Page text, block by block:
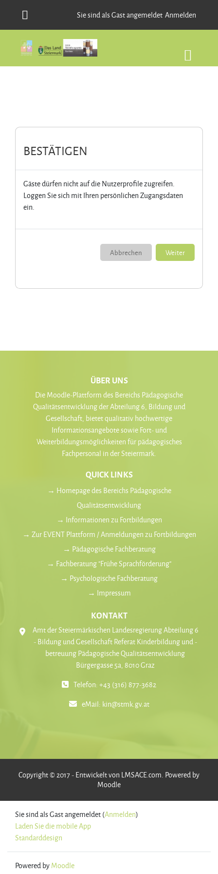
Sie sind als Gast angemeldet Anmelden
BESTÄTIGEN
Gäste dürfen nicht auf die Nutzerprofile zugreifen.
Loggen Sie sich mit Ihren persönlichen Zugangsdaten
ein.
Abbrechen Weiter
ÜBER UNS
Die Moodle-Plattform des Bereichs Pädagogische
Qualitätsentwicklung der Abteilung 6, Bildung und
Gesellschaft, bietet qualitativ hochwertige
Informationsangebote sowie Fort- und
Weiterbildungsmöglichkeiten für pädagogisches
Fachpersonal in der Steiermark.
QUICK LINKS
→ Homepage des Bereichs Pädagogische
Qualitätsentwicklung
→ Informationen zu Fortbildungen
→ Zur EVENT Plattform / Anmeldungen zu Fortbildungen
→ Pädagogische Fachberatung
→ Fachberatung "Frühe Sprachförderung"
→ Psychologische Fachberatung
→ Impressum
KONTAKT
Amt der Steiermärkischen Landesregierung Abteilung 6
- Bildung und Gesellschaft Referat Kinderbildung und -
betreuung Pädagogische Qualitätsentwicklung
Bürgergasse 5a, 8010 Graz
Telefon: +43 (316) 877-3682
eMail: kin@stmk.gv.at
Copyright © 2017 - Entwickelt von LMSACE.com. Powered by
Moodle
Sie sind als Gast angemeldet (Anmelden)
Laden Sie die mobile App
Standarddesign
Powered byMoodle